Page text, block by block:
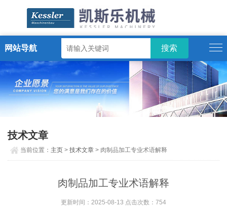
ENGLISH
网站导航
技术文章
当前位置： 主页 >技术文章 > 肉制品加工专业术语解释
肉制品加工专业术语解释
更新时间：2025-08-13 点击次数：754